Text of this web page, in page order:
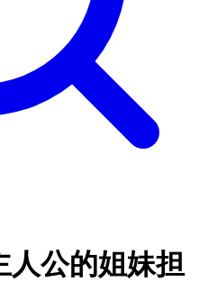
人公的姐妹担